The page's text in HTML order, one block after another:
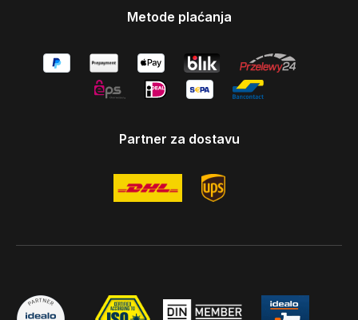
Metode plaćanja
Partner za dostavu